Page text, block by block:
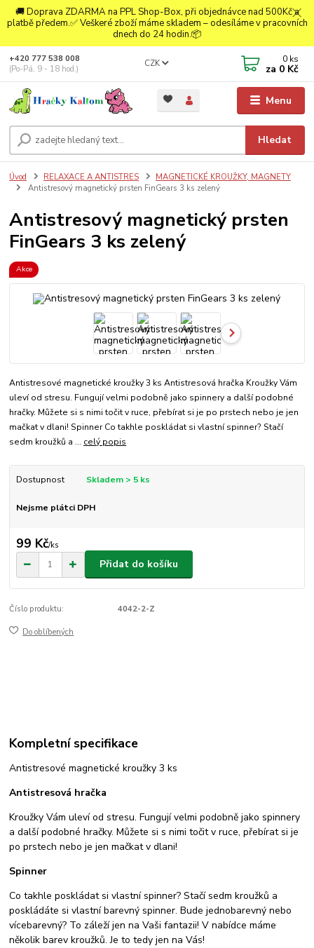
🚚 Doprava ZDARMA na PPL Shop-Box, při objednávce nad 500Kč a
platbě předem.✅ Veškeré zboží máme skladem – odesíláme v pracovních
dnech do 24 hodin.📦
Menu
CZK
Hledat
+420 777 538 008
(Po-Pá, 9 - 18 hod.)
0 ks
za 0 Kč
Úvod RELAXACE A ANTISTRES
MAGNETICKÉ KROUŽKY, MAGNETY
Antistresový magnetický prsten FinGears 3 ks zelený
Antistresový magnetický prsten
FinGears 3 ks zelený
Akce
Antistresové magnetické kroužky 3 ks Antistresová hračka Kroužky Vám
uleví od stresu. Fungují velmi podobně jako spinnery a další podobné
hračky. Můžete si s nimi točit v ruce, přebírat si je po prstech nebo je jen
mačkat v dlani! Spinner Co takhle poskládat si vlastní spinner? Stačí
sedm kroužků a ... celý popis
Dostupnost Skladem > 5 ks
Nejsme plátci DPH
99 Kč/ks
Přidat do košíku
Číslo produktu: 4042-2-Z
Do oblíbených
Kompletní specifikace
Antistresové magnetické kroužky 3 ks
Antistresová hračka
Kroužky Vám uleví od stresu. Fungují velmi podobně jako spinnery
a další podobné hračky. Můžete si s nimi točit v ruce, přebírat si je
po prstech nebo je jen mačkat v dlani!
Spinner
Co takhle poskládat si vlastní spinner? Stačí sedm kroužků a
poskládáte si vlastní barevný spinner. Bude jednobarevný nebo
vícebarevný? To záleží jen na Vaši fantazii! V nabídce máme
několik barev kroužků. Je to tedy jen na Vás!